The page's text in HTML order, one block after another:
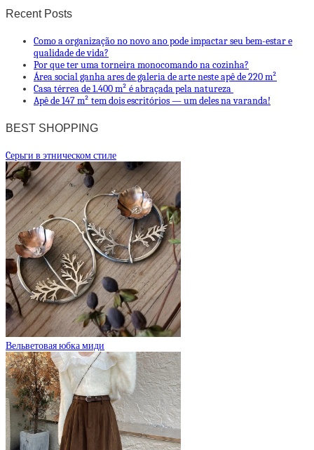
Recent Posts
Como a organização no novo ano pode impactar seu bem-estar e
qualidade de vida?
Por que ter uma torneira monocomando na cozinha?
Área social ganha ares de galeria de arte neste apê de 220 m²
Casa térrea de 1.400 m² é abraçada pela natureza
Apê de 147 m² tem dois escritórios — um deles na varanda!
BEST SHOPPING
Cерьги в этническом стиле
Вельветовая юбка миди